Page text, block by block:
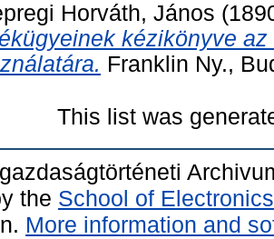
Horváth, János
kézikönyve
Franklin Ny.,
This list was
the School of
More information and